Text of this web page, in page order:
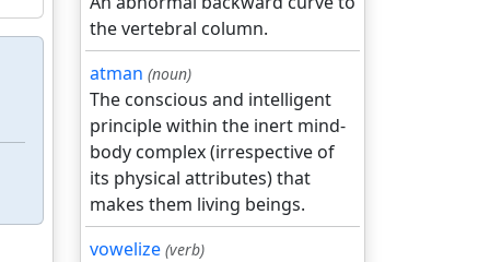
the vertebral column.
atman (noun)
The conscious and intelligent
principle within the inert mind-
body complex (irrespective of
its physical attributes) that
makes them living beings.
vowelize (verb)